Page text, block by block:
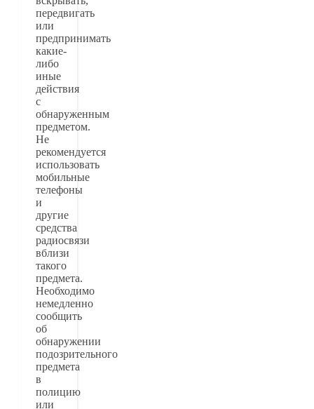
передвигать
или
предпринимать
какие-
либо
иные
действия
с
обнаруженным
предметом.
Не
рекомендуется
использовать
мобильные
телефоны
и
другие
средства
радиосвязи
вблизи
такого
предмета.
Необходимо
немедленно
сообщить
об
обнаружении
подозрительного
предмета
в
полицию
или